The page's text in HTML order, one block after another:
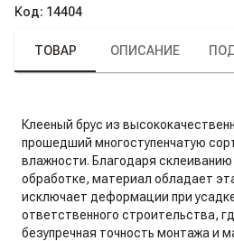
Код: 14404
ТОВАР ОПИСАНИЕ
Клееный брус из
прошедший многоступенчатую
влажности. Благодаря
обработке, материал обладает
исключает деформации при
ответственного строительства,
безупречная точность монтажа и